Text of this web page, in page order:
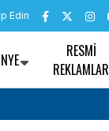
Edin
RESMI
REKLAMLAR
kiracı ve